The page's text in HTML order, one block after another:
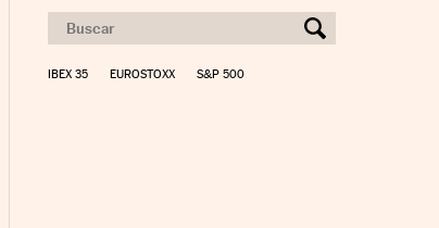
IBEX 35 EUROSTOXX S&P 500